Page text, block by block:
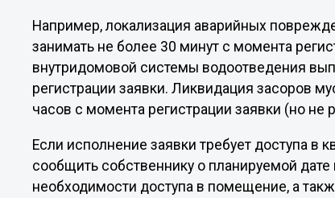
Например, локализация аварийных
занимать не более 30 минут с момента
внутридомовой системы водоотведения
регистрации заявки. Ликвидация засоров
часов с момента регистрации заявки (но не
Если исполнение заявки требует доступа в
сообщить собственнику о планируемой
необходимости доступа в помещение, а